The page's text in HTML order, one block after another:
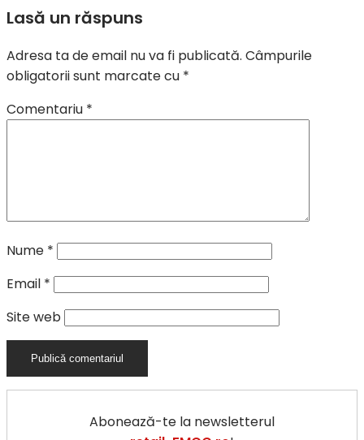
Lasă un răspuns
Adresa ta de email nu va fi publicată. Câmpurile
obligatorii sunt marcate cu *
Comentariu *
Nume *
Email *
Site web
Abonează-te la newsletterul